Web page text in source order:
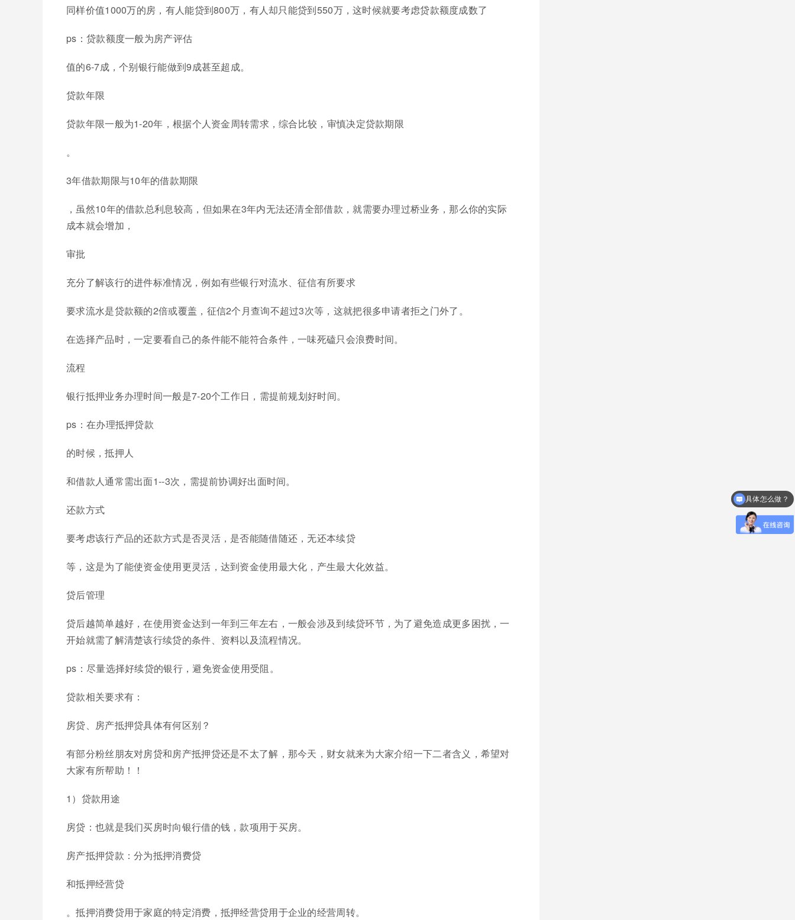
同样价值1000万的房，有人能贷到800万，有人却只能贷到550万，这时候就要考虑贷款额度成数了
ps：贷款额度一般为房产评估
值的6-7成，个别银行能做到9成甚至超成。
贷款年限
贷款年限一般为1-20年，根据个人资金周转需求，综合比较，审慎决定贷款期限
。
3年借款期限与10年的借款期限
，虽然10年的借款总利息较高，但如果在3年内无法还清全部借款，就需要办理过桥业务，那么你的实际
成本就会增加，
审批
充分了解该行的进件标准情况，例如有些银行对流水、征信有所要求
要求流水是贷款额的2倍或覆盖，征信2个月查询不超过3次等，这就把很多申请者拒之门外了。
在选择产品时，一定要看自己的条件能不能符合条件，一味死磕只会​浪费时间。
流程
银行抵押业务办理时间一般是7-20个工作日，需提前规划好时间​。
ps：在办理抵押贷款
的时候，抵押人
和借款人通常需出面1--3次，需提前协调好​出面时间。
还款方式
要考虑该行产品的还款方式是否灵活，是否能随借随还，无还本续贷
等，这是为了能使资金使用更灵活，达到资金使用最大化，产生最大化效益。
贷后管理
贷后越简单越好，在使用资金达到一年到三年左右，一般会涉及到续贷环节，为了避免造成更多困扰，一
开始就需了解清楚该行续贷的条件、资料以及流程情况。
ps：尽量选择好续贷的银行，避免资金使用受阻。
贷款相关要求有：
房贷、房产抵押贷具体有何区别？
有部分粉丝朋友对房贷和房产抵押贷还是不太了解，那今天，财女就来为大家介绍一下二者含义，希望对
大家有所帮助！！
1）贷款用途
房贷：也就是我们买房时向银行借的钱，款项用于买房。
房产抵押贷款：分为抵押消费贷
和抵押经营贷
。抵押消费贷用于家庭的特定消费，抵押经营贷用于企业的经营周转。
什么时候放款？
具体怎么做？